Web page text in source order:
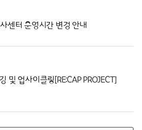
센터 운영시간 변경 안내
및 업사이클링[RE:CAP PROJECT]